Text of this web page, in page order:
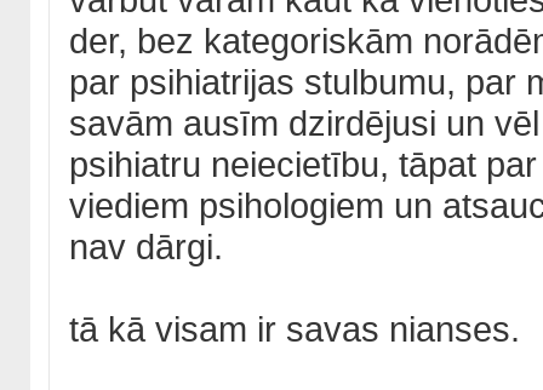
der, bez kategoriskām
par psihiatrijas stulbumu, par
savām ausīm dzirdējusi un
psihiatru neiecietību, tāpat
viediem psihologiem un
nav dārgi.
tā kā visam ir savas nianses.